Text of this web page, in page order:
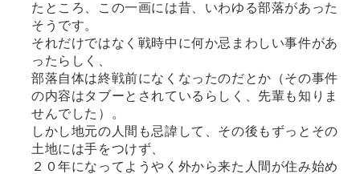
たところ、この一画には昔、いわゆる部落があった
そうです。
それだけではなく戦時中に何か忌まわしい事件があ
ったらしく、
部落自体は終戦前になくなったのだとか（その事件
の内容はタブーとされているらしく、先輩も知りま
せんでした）。
しかし地元の人間も忌諱して、その後もずっとその
土地には手をつけず、
２０年になってようやく外から来た人間が住み始め